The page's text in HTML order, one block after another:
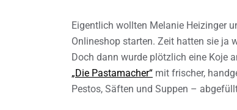
Eigentlich wollten Melanie Heizinger
Onlineshop starten. Zeit hatten sie ja
Doch dann wurde plötzlich eine Koje
„Die Pastamacher“ mit frischer,
Pestos, Säften und Suppen –